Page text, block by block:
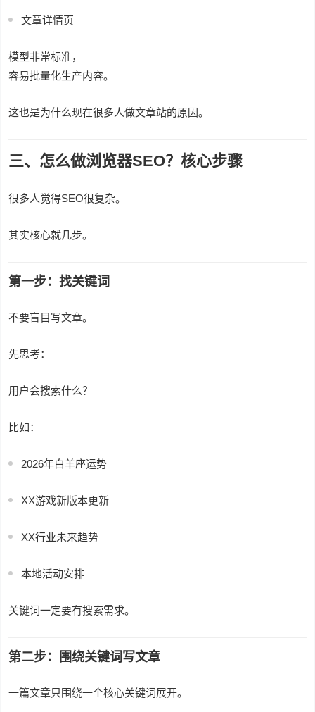
文章详情页
模型非常标准，
容易批量化生产内容。
这也是为什么现在很多人做文章站的原因。
三、怎么做浏览器SEO？核心步骤
很多人觉得SEO很复杂。
其实核心就几步。
第一步：找关键词
不要盲目写文章。
先思考：
用户会搜索什么？
比如：
2026年白羊座运势
XX游戏新版本更新
XX行业未来趋势
本地活动安排
关键词一定要有搜索需求。
第二步：围绕关键词写文章
一篇文章只围绕一个核心关键词展开。